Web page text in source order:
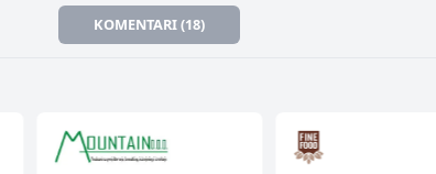
KOMENTARI (18)